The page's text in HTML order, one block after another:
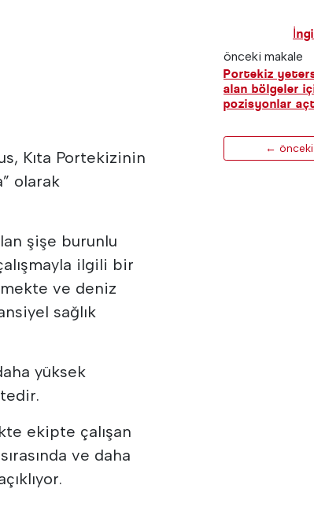
Kıta Portekizinin
olarak
şişe burunlu
ilgili bir
ve deniz
sağlık
yüksek
ekipte çalışan
ve daha
önceki makale
Portekiz
alan bölgeler
pozisyonlar
←